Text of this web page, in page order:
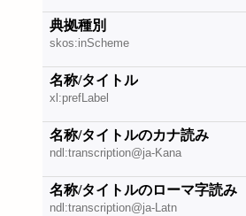
典拠種別
skos:inScheme
名称/タイトル
xl:prefLabel
名称/タイトルのカナ読み
ndl:transcription@ja-Kana
名称/タイトルのローマ字読み
ndl:transcription@ja-Latn